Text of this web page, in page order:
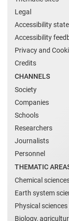
Legal
Accessibility
Accessibility
Privacy and
Credits
CHANNELS
Society
Companies
Schools
Researchers
Journalists
Personnel
THEMATIC
Chemical
Earth system
Physical
Biology,